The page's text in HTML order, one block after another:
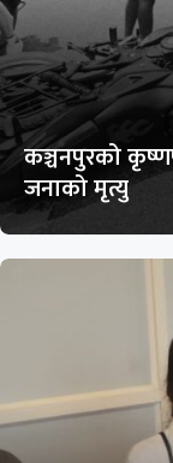
कञ्चनपुरको
जनाको मृत्यु